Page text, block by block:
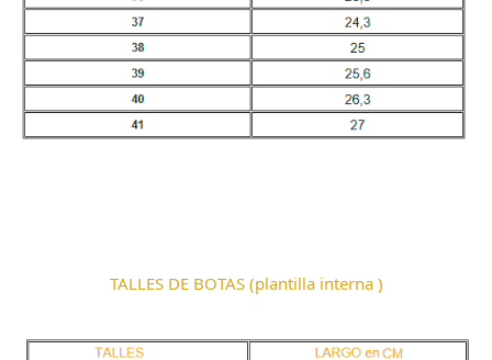
TALLES DE BOTAS (plantilla interna )